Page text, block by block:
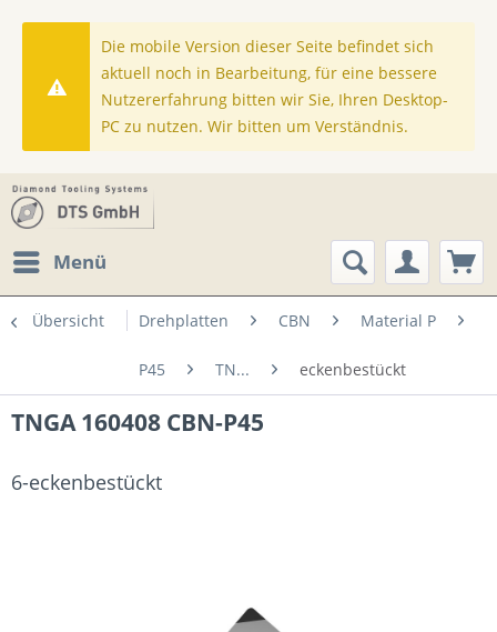
Die mobile Version dieser Seite befindet sich
aktuell noch in Bearbeitung, für eine bessere
Nutzererfahrung bitten wir Sie, Ihren Desktop-
PC zu nutzen. Wir bitten um Verständnis.
Menü
Übersicht Drehplatten CBN Material P
P45 TN... eckenbestückt
TNGA 160408 CBN-P45
6-eckenbestückt